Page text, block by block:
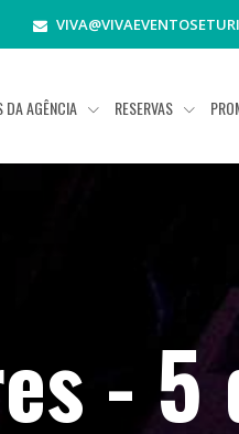
DA AGÊNCIA RESERVAS
- 5